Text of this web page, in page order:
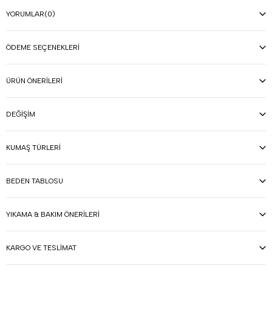
YORUMLAR(0)
ÖDEME SEÇENEKLERI
ÜRÜN ÖNERILERI
DEĞIŞIM
KUMAŞ TÜRLERI
BEDEN TABLOSU
YIKAMA & BAKIM ÖNERILERI
KARGO VE TESLIMAT